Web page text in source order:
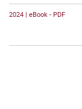
2024 | eBook - PDF